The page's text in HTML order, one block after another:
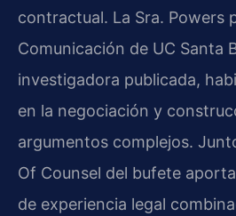
contractual. La Sra. Powers
Comunicación de UC Santa
investigadora publicada,
en la negociación y
argumentos complejos.
Of Counsel del bufete
de experiencia legal